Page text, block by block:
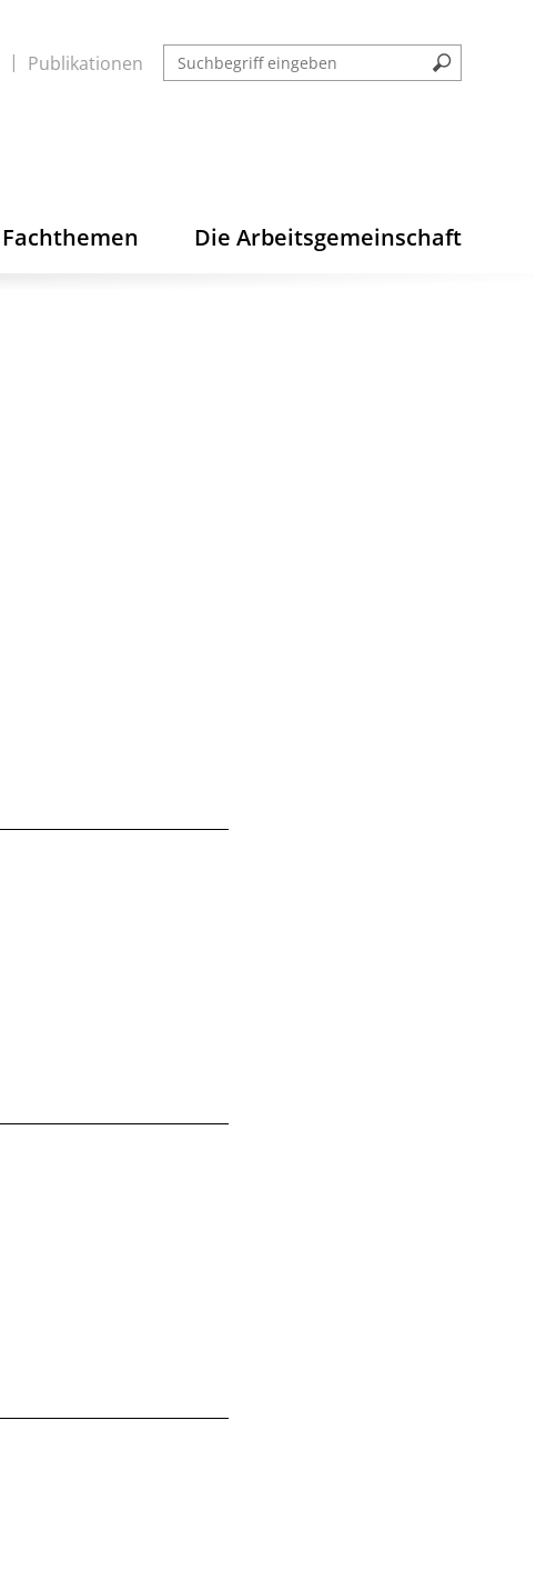
Publikationen
Fachthemen Die Arbeitsgemeinschaft